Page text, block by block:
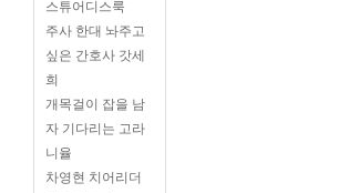
스튜어디스룩
주사 한대 놔주고
싶은 간호사 갓세
희
개목걸이 잡을 남
자 기다리는 고라
니율
차영현 치어리더